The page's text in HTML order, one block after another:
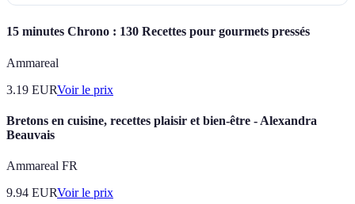
15 minutes Chrono : 130 Recettes pour gourmets pressés
Ammareal
3.19 EURVoir le prix
Bretons en cuisine, recettes plaisir et bien-être - Alexandra
Beauvais
Ammareal FR
9.94 EURVoir le prix